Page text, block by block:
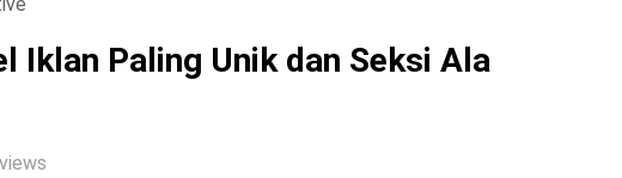
Iklan Paling Unik dan Seksi Ala